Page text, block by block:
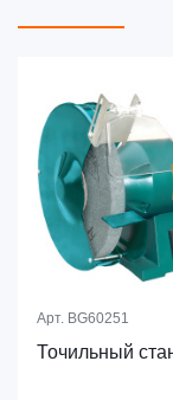
Арт. BG60251
Точильный